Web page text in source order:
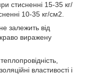
стисненні 15-35 кг/
10-35 кг/см2
залежить від
виражену
властивості і